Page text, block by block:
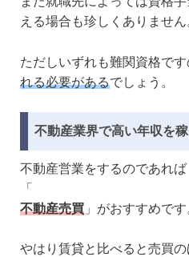
える場合も珍しくありません
ただしいずれも難関資格で
れる必要があるでしょう。
不動産業界で高い年収を
不動産営業をするのであれ
「
不動産売買 」がおすすめです
やはり賃貸と比べると売買